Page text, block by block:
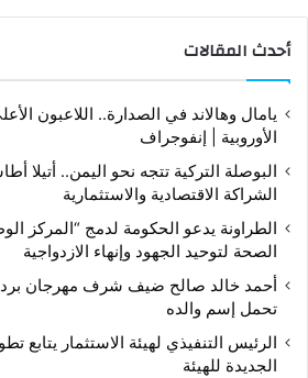
أحدث المقالات
يامال وهالاند في الصدارة.. اللاعبون
الأوروبية | إنفوجراف
البوصلة التركية تتجه نحو اليمن.. أتيلا
الشراكة الاقتصادية والاستثمارية
الطراونة يدعو الحكومة لدمج “المركز
الصحة لتوحيد الجهود وإنهاء الازدواجية
أحمد خالد صالح ضيف شرف مهرجان
تحمل إسم والده
الرئيس التنفيذي لهيئة الاستثمار يتابع
الجديدة للهيئة